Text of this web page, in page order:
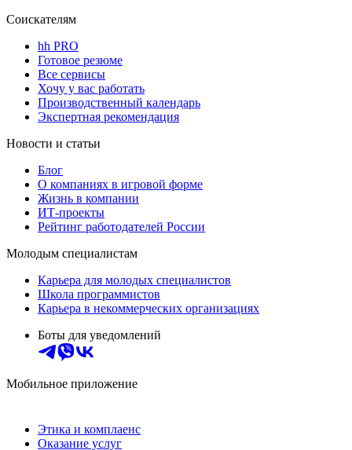
Соискателям
hh PRO
Готовое резюме
Все сервисы
Хочу у вас работать
Производственный календарь
Экспертная рекомендация
Новости и статьи
Блог
О компаниях в игровой форме
Жизнь в компании
ИТ-проекты
Рейтинг работодателей России
Молодым специалистам
Карьера для молодых специалистов
Школа программистов
Карьера в некоммерческих организациях
Боты для уведомлений
Мобильное приложение
Этика и комплаенс
Оказание услуг